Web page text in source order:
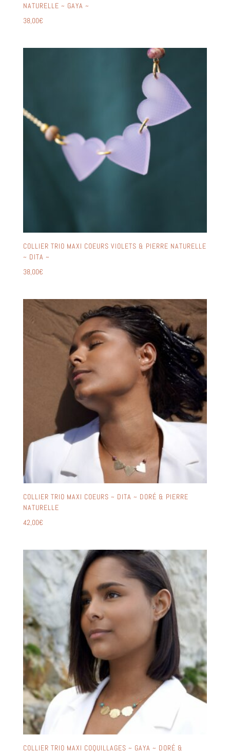
NATURELLE ~ GAYA ~
38,00€
COLLIER TRIO MAXI COEURS VIOLETS & PIERRE NATURELLE
~ DITA ~
38,00€
COLLIER TRIO MAXI COEURS ~ DITA ~ DORÉ & PIERRE
NATURELLE
42,00€
COLLIER TRIO MAXI COQUILLAGES ~ GAYA ~ DORÉ &